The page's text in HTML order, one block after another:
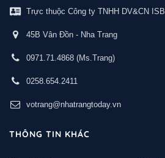
Trực thuộc Công ty TNHH DV&CN ISB
45B Vân Đồn - Nha Trang
0971.71.4868 (Ms.Trang)
0258.654.2411
votrang@nhatrangtoday.vn
THÔNG TIN KHÁC